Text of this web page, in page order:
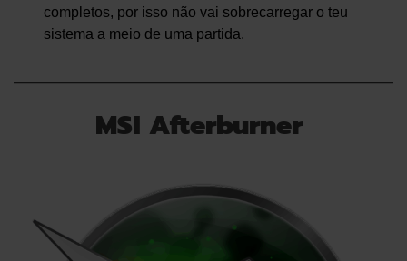
completos, por isso não vai sobrecarregar o teu
sistema a meio de uma partida.
MSI Afterburner